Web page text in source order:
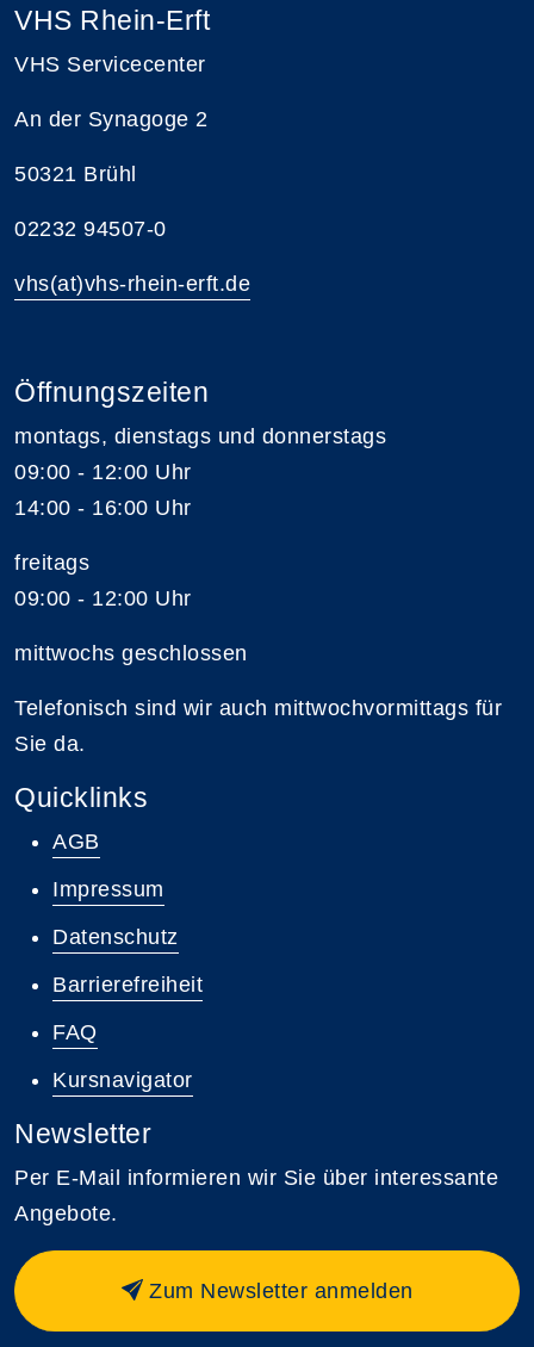
VHS Rhein-Erft
VHS Servicecenter
An der Synagoge 2
50321 Brühl
02232 94507-0
vhs(at)vhs-rhein-erft.de
Öffnungszeiten
montags, dienstags und donnerstags
09:00 - 12:00 Uhr
14:00 - 16:00 Uhr
freitags
09:00 - 12:00 Uhr
mittwochs geschlossen
Telefonisch sind wir auch mittwochvormittags für
Sie da.
Quicklinks
AGB
Impressum
Datenschutz
Barrierefreiheit
FAQ
Kursnavigator
Newsletter
Per E-Mail informieren wir Sie über interessante
Angebote.
Zum Newsletter anmelden